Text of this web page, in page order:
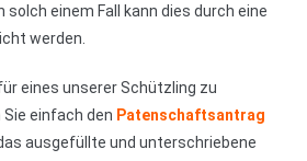
solch einem Fall kann dies durch eine
werden.
eines unserer Schützling zu
einfach den Patenschaftsantrag
ausgefüllte und unterschriebene